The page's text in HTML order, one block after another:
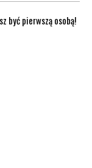
być pierwszą osobą!